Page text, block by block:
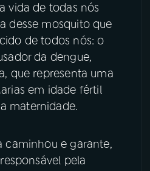
Facebook
vida de todas nós
desse mosquito que
de todos nós: o
da dengue,
que representa uma
em idade fértil
maternidade.
caminhou e garante,
pela